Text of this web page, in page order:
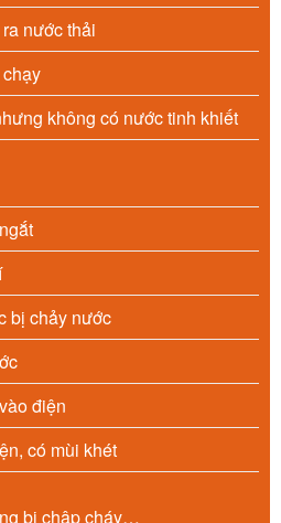
nước thải
không có nước tinh khiết
bị chảy nước
điện
có mùi khét
bị chập cháy…